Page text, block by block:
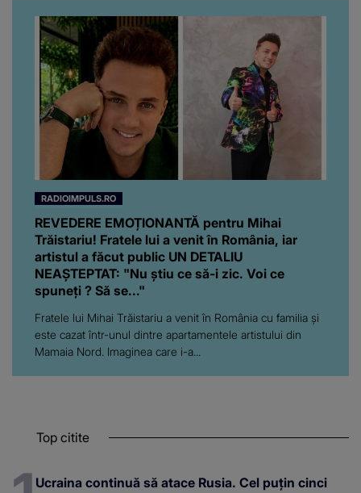
RADIOIMPULS.RO
REVEDERE EMOȚIONANTĂ pentru Mihai
Trăistariu! Fratele lui a venit în România, iar
artistul a făcut public UN DETALIU
NEAȘTEPTAT: "Nu știu ce să-i zic. Voi ce
spuneți ? Să se..."
Fratele lui Mihai Trăistariu a venit în România cu familia și
este cazat într-unul dintre apartamentele artistului din
Mamaia Nord. Imaginea care i-a...
Top citite
Ucraina continuă să atace Rusia. Cel puțin cinci